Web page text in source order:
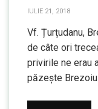
IULIE 21, 2018
Vf. Țurțudanu,
de câte ori
privirile ne erau
păzește